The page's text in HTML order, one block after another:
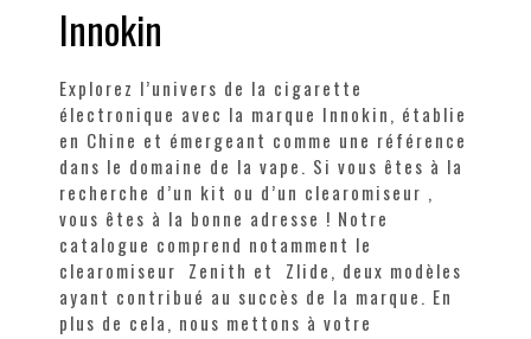
Innokin
Explorez l’univers de la cigarette
électronique avec la marque Innokin, établie
en Chine et émergeant comme une référence
dans le domaine de la vape. Si vous êtes à la
recherche d’un kit ou d’un clearomiseur ,
vous êtes à la bonne adresse ! Notre
catalogue comprend notamment le
clearomiseur Zenith et Zlide, deux modèles
ayant contribué au succès de la marque. En
plus de cela, nous mettons à votre